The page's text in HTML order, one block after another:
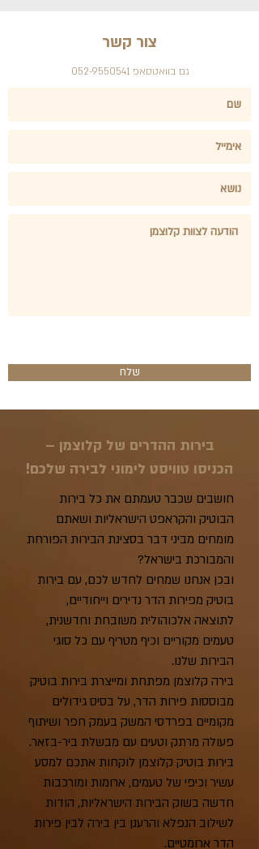
צור קשר
גם בוואטסאפ 052-9550541
שלח
בירות ההדרים של קלוצמן –
הכניסו טוויסט לימוני לבירה שלכם!
חושבים שכבר טעמתם את כל בירות
הבוטיק והקראפט הישראליות ושאתם
מומחים מביני דבר בסצינת הבירות הפורחת
והמבורכת בישראל?
ובכן אנחנו שמחים לחדש לכם, עם בירות
בוטיק מפירות הדר נדירים וייחודיים,
לתוצאה אלכוהולית משובחת וחדשנית,
טעמים מקוריים וכיף מטריף עם כל סוגי
הבירות שלנו.
בירה קלוצמן מפתחת ומייצרת בירות בוטיק
מבוססות פירות הדר, על בסיס גידולים
מקומיים בפרדסי המשק בעמק חפר ושיתוף
פעולה מרתק וטעים עם מבשלת ביר-בזאר.
בירות בוטיק קלוצמן לוקחות אתכם למסע
עשיר וכיפי של טעמים, ארומות ומורכבות
חדשה בשוק הבירות הישראליות, הודות
לשילוב הנפלא והרענן בין בירה לבין פירות
הדר ארומטיים.